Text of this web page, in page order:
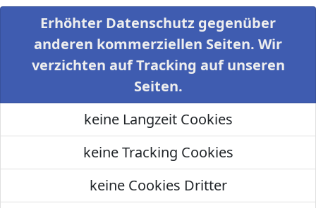
Erhöhter Datenschutz gegenüber
anderen kommerziellen Seiten. Wir
verzichten auf Tracking auf unseren
Seiten.
keine Langzeit Cookies
keine Tracking Cookies
keine Cookies Dritter